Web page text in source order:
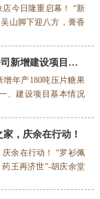
经过班组推荐、员工
有10位一线干部员工
握设备性能和生产技
中有的：以厂为家、
度电、每一滴水；他
间、仓库，把货...
今日隆重启幕！ “新
山脚下迎八方，膏香
来到胡庆余堂戒欺形
仿佛乘坐时光机穿梭
珑精致的飞檐，精美
本草香，充盈着千年
到了古时候的大户人
杭州胡庆余堂天然食品有限公司新增建设项目环境影响评价信息公示
年产180吨压片糖果
、建设项目基本情况
改扩建。 4、建设地
10号。 5、建设规模
公司为了进一步打开
作（B区+C区）内部
，庆余在行动！
余在行动！ “罗衫佩
王再济世”-胡庆余堂